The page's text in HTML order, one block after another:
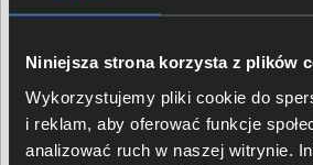
Niniejsza strona korzysta z plików
Wykorzystujemy pliki cookie do
i reklam, aby oferować funkcje
analizować ruch w naszej witrynie.
Opinie o produkcie
0/5 0 - ilość opinii o